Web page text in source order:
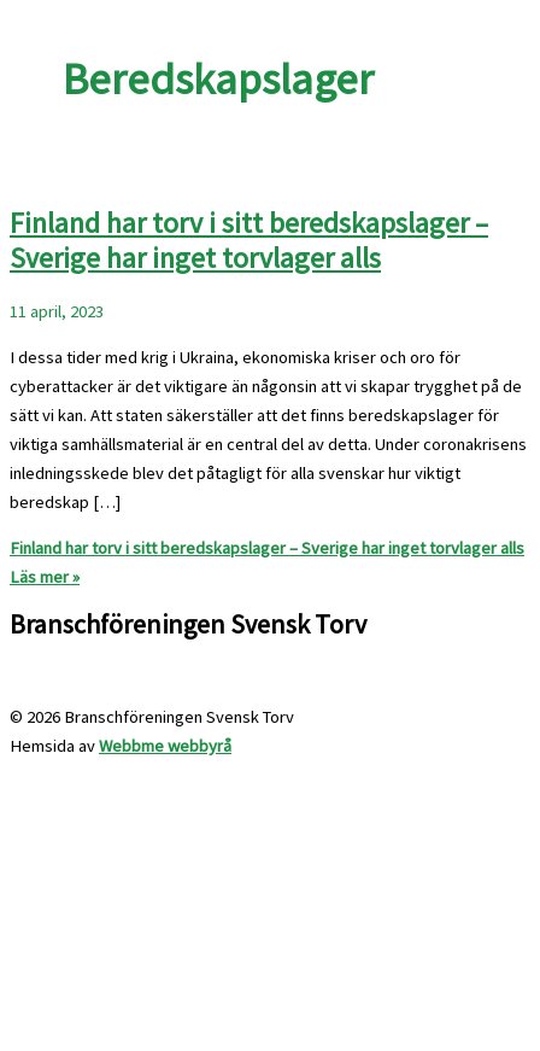
Beredskapslager
Finland har torv i sitt beredskapslager –
Sverige har inget torvlager alls
11 april, 2023
I dessa tider med krig i Ukraina, ekonomiska kriser och oro för
cyberattacker är det viktigare än någonsin att vi skapar trygghet på de
sätt vi kan. Att staten säkerställer att det finns beredskapslager för
viktiga samhällsmaterial är en central del av detta. Under coronakrisens
inledningsskede blev det påtagligt för alla svenskar hur viktigt
beredskap […]
Finland har torv i sitt beredskapslager – Sverige har inget torvlager alls
Läs mer »
Branschföreningen Svensk Torv
© 2026 Branschföreningen Svensk Torv
Hemsida avWebbme webbyrå